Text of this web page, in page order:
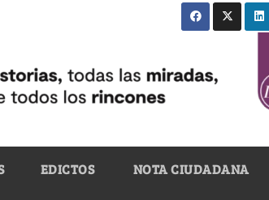
EDICTOS NOTA CIUDADANA